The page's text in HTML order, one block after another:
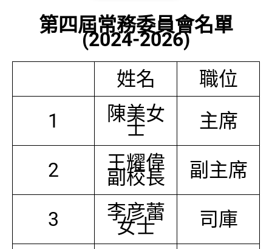
第四屆常務委員會名單
(2024-2026)
姓名
職位
1
陳美女
士 主席
2 王耀偉
副校長 副主席
3 李彦蕾
女士 司庫